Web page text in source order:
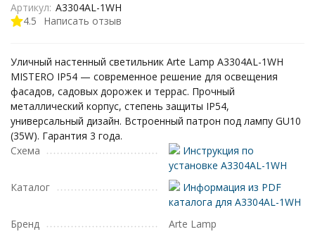
4.5 Написать отзыв
Артикул: A3304AL-1WH
Уличный настенный светильник Arte Lamp A3304AL-1WH
MISTERO IP54 — современное решение для освещения
фасадов, садовых дорожек и террас. Прочный
металлический корпус, степень защиты IP54,
универсальный дизайн. Встроенный патрон под лампу GU10
(35W). Гарантия 3 года.
Схема
Инструкция по
установке A3304AL-1WH
Каталог
Информация из PDF
каталога для A3304AL-1WH
Бренд
Arte Lamp